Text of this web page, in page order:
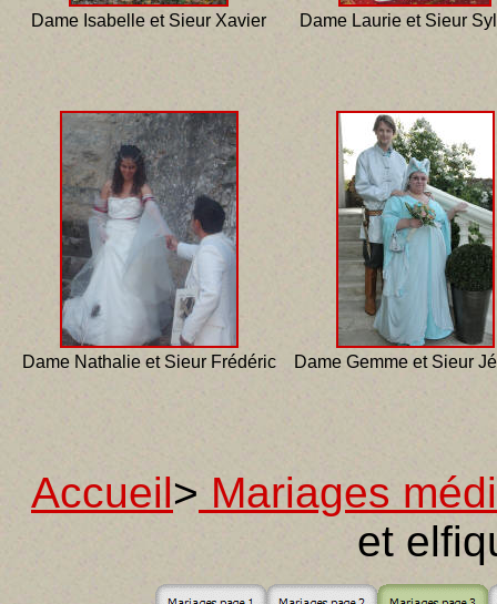
Dame Isabelle et Sieur Xavier Dame Laurie et Sieur
Dame Nathalie et Sieur Frédéric Dame Gemme et Sieur
Accueil>Mariages
et